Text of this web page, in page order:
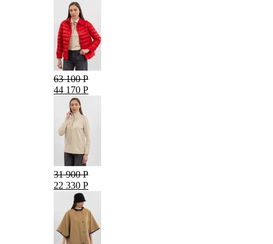
63 100 Р
44 170 Р
31 900 Р
22 330 Р